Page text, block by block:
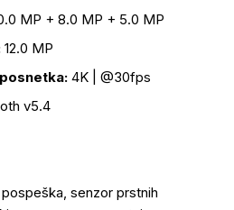
MP + 8.0 MP + 5.0 MP
12.0 MP
4K | @30fps
v5.4
senzor prstnih